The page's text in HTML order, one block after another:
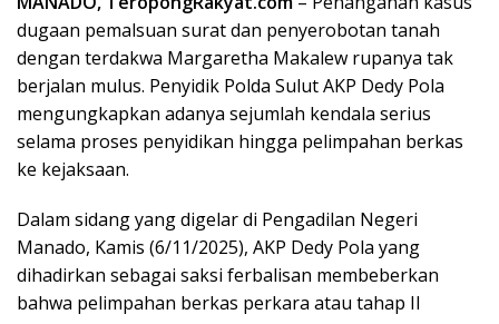
dugaan pemalsuan surat dan penyerobotan tanah
dengan terdakwa Margaretha Makalew rupanya tak
berjalan mulus. Penyidik Polda Sulut AKP Dedy Pola
mengungkapkan adanya sejumlah kendala serius
selama proses penyidikan hingga pelimpahan berkas
ke kejaksaan.
Dalam sidang yang digelar di Pengadilan Negeri
Manado, Kamis (6/11/2025), AKP Dedy Pola yang
dihadirkan sebagai saksi ferbalisan membeberkan
bahwa pelimpahan berkas perkara atau tahap II